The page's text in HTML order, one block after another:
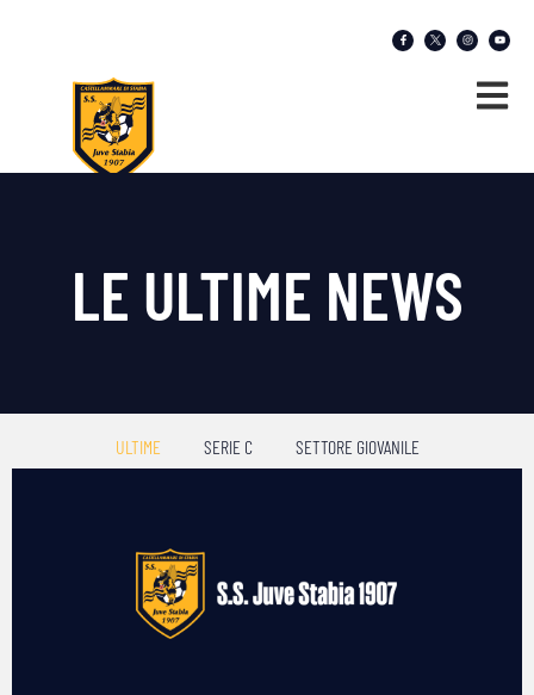
LE ULTIME NEWS
ULTIME SERIE C SETTORE GIOVANILE